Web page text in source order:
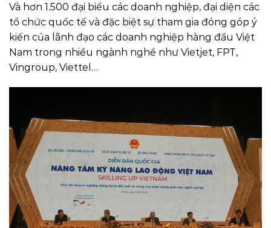
Và hơn 1.500 đại biểu các doanh nghiệp, đại diện các
tổ chức quốc tế và đặc biệt sự tham gia đóng góp ý
kiến của lãnh đạo các doanh nghiệp hàng đầu Việt
Nam trong nhiều ngành nghề như Vietjet, FPT,
Vingroup, Viettel…